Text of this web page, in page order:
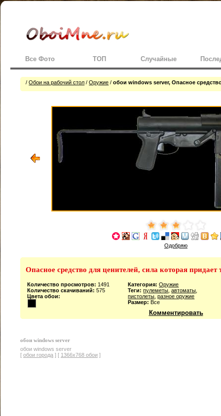
Все Фото ТОП Случайные
/Обои на рабочий стол /Оружие /обои windows server, Опасное
Одобряю
Опасное средство для ценителей, сила которая придает
Количество просмотров: 1491
Количество скачиваний: 575
Цвета обои:
Категория: Оружие
Теги: пулеметы ,автоматы
пистолеты ,разное оружие
Размер: Все
Комментировать
обои windows server
обои windows server
[ обои города ] [ 1366x768 обои ]